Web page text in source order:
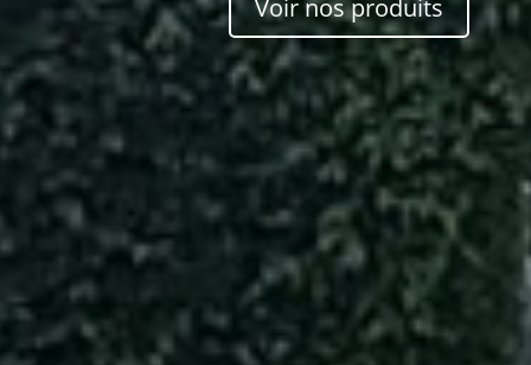
Voir nos produits